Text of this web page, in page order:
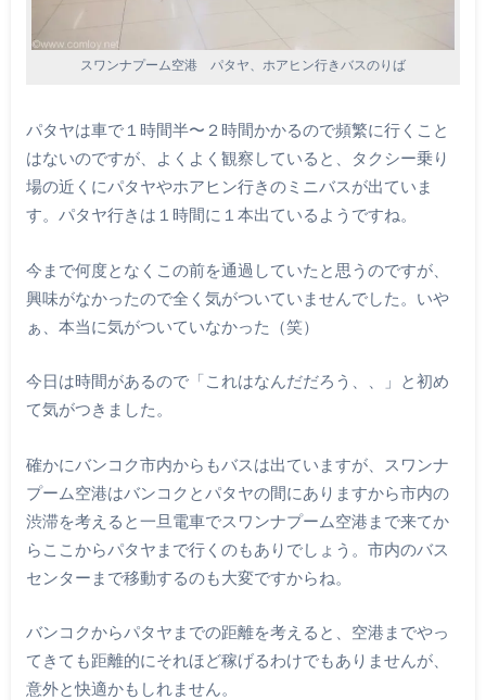
スワンナプーム空港 パタヤ、ホアヒン行きバスのりば
パタヤは車で１時間半〜２時間かかるので頻繁に行くこと
はないのですが、よくよく観察していると、タクシー乗り
場の近くにパタヤやホアヒン行きのミニバスが出ていま
す。パタヤ行きは１時間に１本出ているようですね。
今まで何度となくこの前を通過していたと思うのですが、
興味がなかったので全く気がついていませんでした。いや
ぁ、本当に気がついていなかった（笑）
今日は時間があるので「これはなんだだろう、、」と初め
て気がつきました。
確かにバンコク市内からもバスは出ていますが、スワンナ
プーム空港はバンコクとパタヤの間にありますから市内の
渋滞を考えると一旦電車でスワンナプーム空港まで来てか
らここからパタヤまで行くのもありでしょう。市内のバス
センターまで移動するのも大変ですからね。
バンコクからパタヤまでの距離を考えると、空港までやっ
てきても距離的にそれほど稼げるわけでもありませんが、
意外と快適かもしれません。